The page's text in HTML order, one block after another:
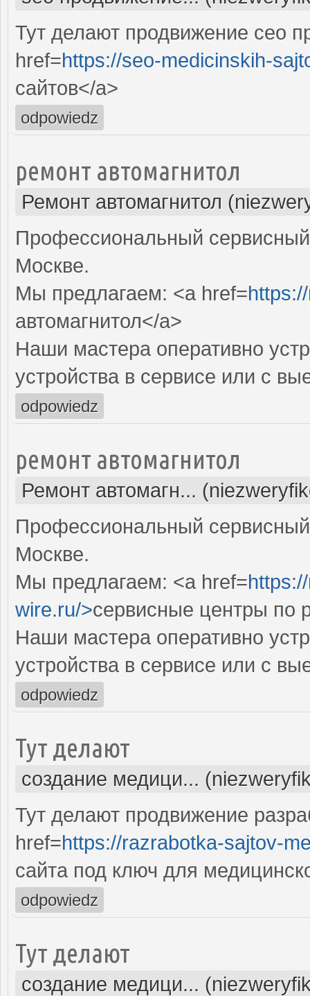
Тут делают продвижение сео
href=https://seo-medicinskih-
сайтов</a>
odpowiedz
ремонт автомагнитол
Ремонт автомагнитол
Профессиональный
Москве.
Мы предлагаем: <a href=
автомагнитол</a>
Наши мастера оперативно
устройства в сервисе или с
odpowiedz
ремонт автомагнитол
Ремонт автомагн...
Профессиональный
Москве.
Мы предлагаем: <a href=
wire.ru/>сервисные центры по
Наши мастера оперативно
устройства в сервисе или с
odpowiedz
Тут делают
создание медици...
Тут делают продвижение
href=https://razrabotka-sajtov-
сайта под ключ для
odpowiedz
Тут делают
создание медици...